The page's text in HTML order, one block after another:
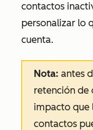
contactos
personalizar lo
cuenta.
Nota: antes
retención de
impacto que
contactos